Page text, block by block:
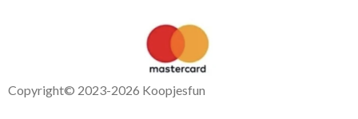
Copyright© 2023-2026 Koopjesfun